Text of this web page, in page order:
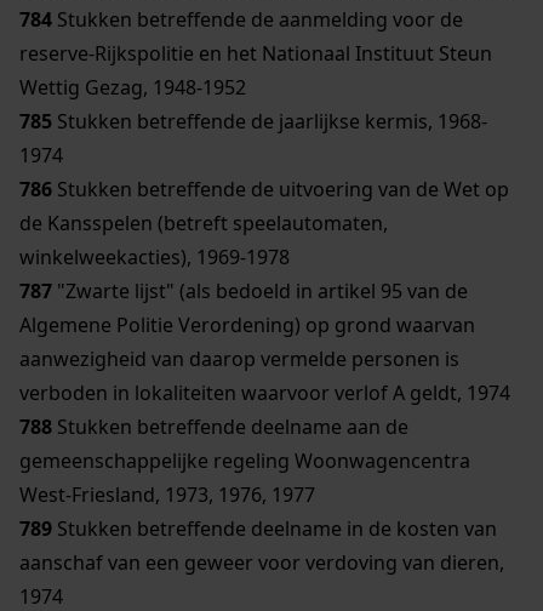
784 Stukken betreffende de aanmelding voor de
reserve-Rijkspolitie en het Nationaal Instituut Steun
Wettig Gezag, 1948-1952
785 Stukken betreffende de jaarlijkse kermis, 1968-
1974
786 Stukken betreffende de uitvoering van de Wet op
de Kansspelen (betreft speelautomaten,
winkelweekacties), 1969-1978
787 "Zwarte lijst" (als bedoeld in artikel 95 van de
Algemene Politie Verordening) op grond waarvan
aanwezigheid van daarop vermelde personen is
verboden in lokaliteiten waarvoor verlof A geldt, 1974
788 Stukken betreffende deelname aan de
gemeenschappelijke regeling Woonwagencentra
West-Friesland, 1973, 1976, 1977
789 Stukken betreffende deelname in de kosten van
aanschaf van een geweer voor verdoving van dieren,
1974